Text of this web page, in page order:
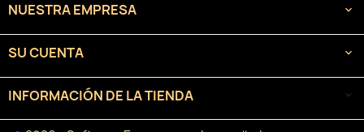
NUESTRA EMPRESA 
SU CUENTA 
INFORMACIÓN DE LA TIENDA keyboard_arrow_down